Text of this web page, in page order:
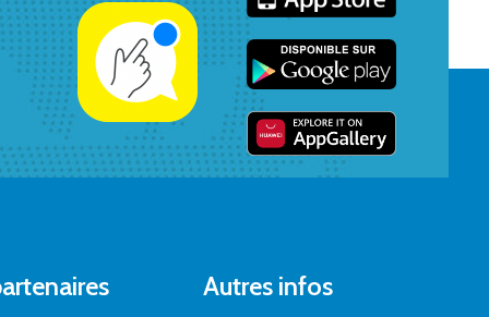
Autres infos